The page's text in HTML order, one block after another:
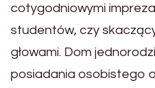
cotygodniowymi
studentów, czy
głowami. Dom
posiadania osobistego